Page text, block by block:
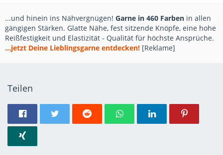
...und hinein ins Nähvergnügen! Garne in 460 Farben in allen
gängigen Stärken. Glatte Nähe, fest sitzende Knöpfe, eine hohe
Reißfestigkeit und Elastizität - Qualität für höchste Ansprüche.
...jetzt Deine Lieblingsgarne entdecken! [Reklame]
Teilen